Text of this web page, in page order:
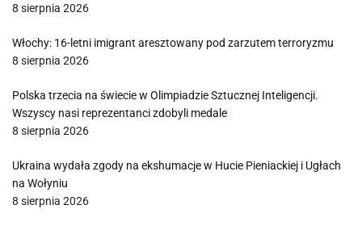
8 sierpnia 2026
Włochy: 16-letni imigrant aresztowany pod zarzutem terroryzmu
8 sierpnia 2026
Polska trzecia na świecie w Olimpiadzie Sztucznej Inteligencji.
Wszyscy nasi reprezentanci zdobyli medale
8 sierpnia 2026
Ukraina wydała zgody na ekshumacje w Hucie Pieniackiej i Ugłach
na Wołyniu
8 sierpnia 2026